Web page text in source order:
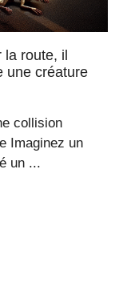
route, il
une créature
collision
Imaginez un
un ...